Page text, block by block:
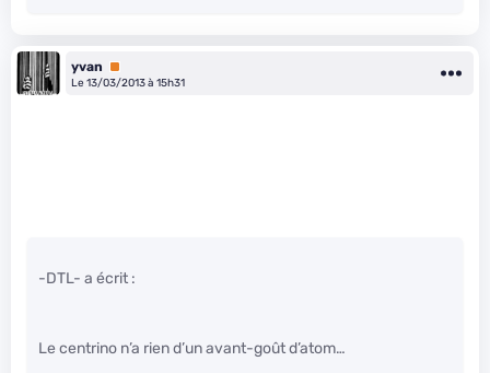
yvan
Premium
Le 13/03/2013 à 15h31
-DTL- a écrit :
Le centrino n’a rien d’un avant-goût d’atom…